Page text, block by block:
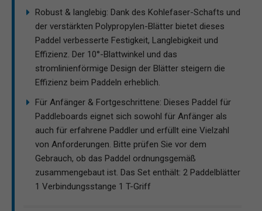
Robust & langlebig: Dank des Kohlefaser-Schafts und
der verstärkten Polypropylen-Blätter bietet dieses
Paddel verbesserte Festigkeit, Langlebigkeit und
Effizienz. Der 10°-Blattwinkel und das
stromlinienförmige Design der Blätter steigern die
Effizienz beim Paddeln erheblich.
Für Anfänger & Fortgeschrittene: Dieses Paddel für
Paddleboards eignet sich sowohl für Anfänger als
auch für erfahrene Paddler und erfüllt eine Vielzahl
von Anforderungen. Bitte prüfen Sie vor dem
Gebrauch, ob das Paddel ordnungsgemäß
zusammengebaut ist. Das Set enthält: 2 Paddelblätter
1 Verbindungsstange 1 T-Griff